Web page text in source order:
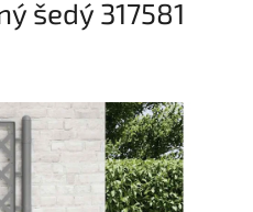
šedý 317581